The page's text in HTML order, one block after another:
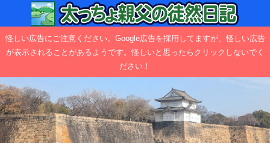
怪しい広告にご注意ください。Google広告を採用してますが、怪しい広告
が表示されることがあるようです。怪しいと思ったらクリックしないでく
ださい！